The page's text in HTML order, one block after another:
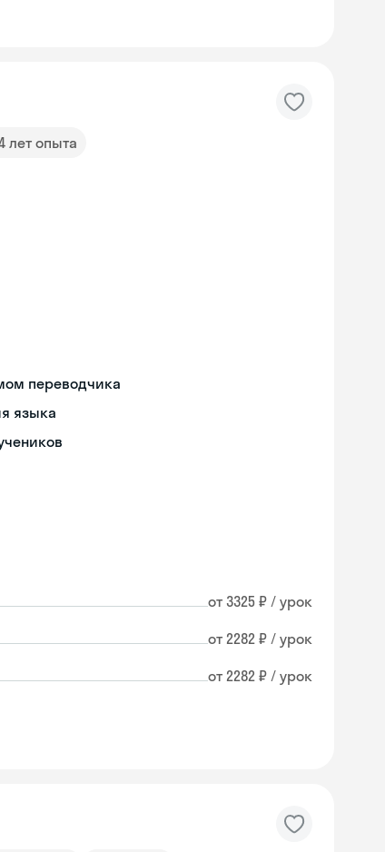
лет опыта
переводчика
языка
от 3325 ₽ / урок
от 2282 ₽ / урок
от 2282 ₽ / урок